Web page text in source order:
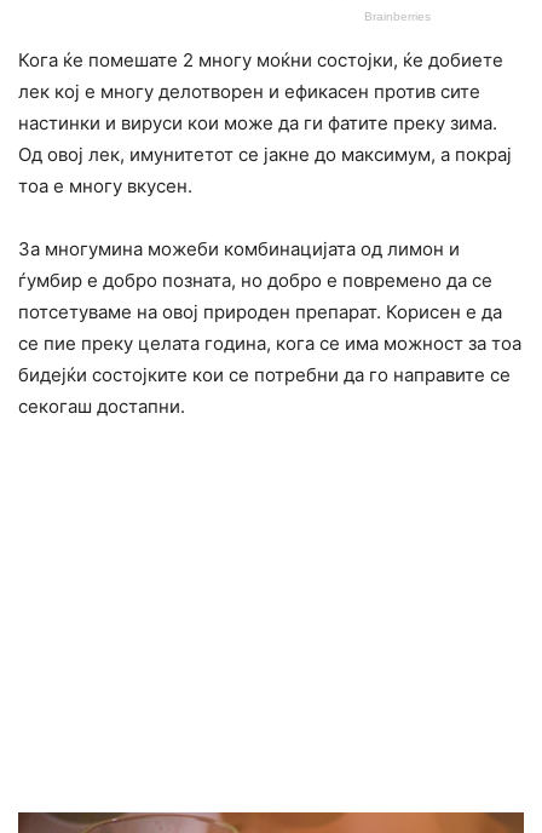
Кога ќе помешате 2 многу моќни состојки, ќе добиете
лек кој е многу делотворен и ефикасен против сите
настинки и виpycи кои може да ги фатите преку зима.
Од овој лек, имунитетот се јакне до максимум, а покрај
тоа е многу вкусен.
За многумина можеби комбинацијата од лимон и
ѓумбир е добро позната, но добро е повремено да се
потсетуваме на овој природен препарат. Корисен е да
се пие преку целата година, кога се има можност за тоа
бидејќи состојките кои се потребни да го направите се
секогаш достапни.